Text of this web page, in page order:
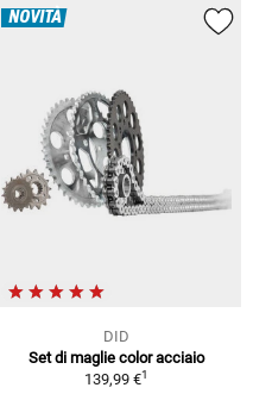
NOVITÀ
DID
Set di maglie color acciaio
139,99 €1